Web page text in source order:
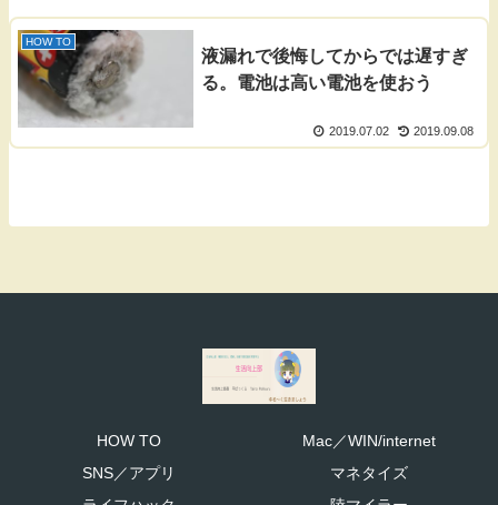
HOW TO
液漏れで後悔してからでは遅すぎ
る。電池は高い電池を使おう
2019.07.02 2019.09.08
HOW TO
Mac／WIN/internet
SNS／アプリ
マネタイズ